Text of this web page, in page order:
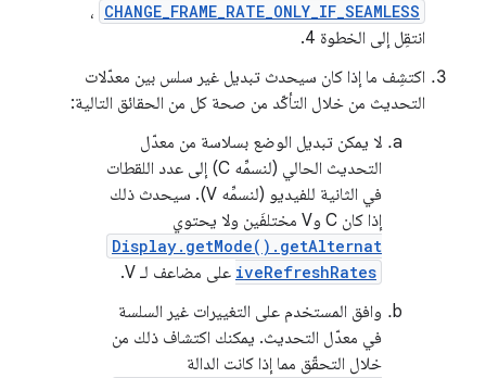
CHANGE_FRAME_RATE_ONLY_IF_SEAMLESS ،
انتقِل إلى الخطوة 4.
اكتشِف ما إذا كان سيحدث تبديل غير سلس بين معدّلات
التحديث من خلال التأكّد من صحة كل من الحقائق التالية:
لا يمكن تبديل الوضع بسلاسة من معدّل
التحديث الحالي (لنسمِّه C) إلى عدد اللقطات
في الثانية للفيديو (لنسمِّه V). سيحدث ذلك
إذا كان C وV مختلفَين ولا يحتوي
Display.getMode().getAlternat
iveRefreshRates على مضاعف لـ V.
وافق المستخدم على التغييرات غير السلسة
في معدّل التحديث. يمكنك اكتشاف ذلك من
خلال التحقّق مما إذا كانت الدالة